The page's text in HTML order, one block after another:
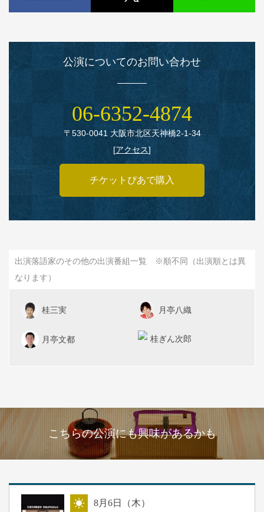
公演についてのお問い合わせ
06‑6352‑4874
〒530‑0041 大阪市北区天神橋2‑1‑34
[アクセス]
チケットぴあで購入
出演落語家のその他の出演番組一覧 ※順不同（出演順とは異
なります）
桂三実 月亭八織
月亭文都 桂ぎん次郎
こちらの公演にも興味があるかも
8月6日（木）